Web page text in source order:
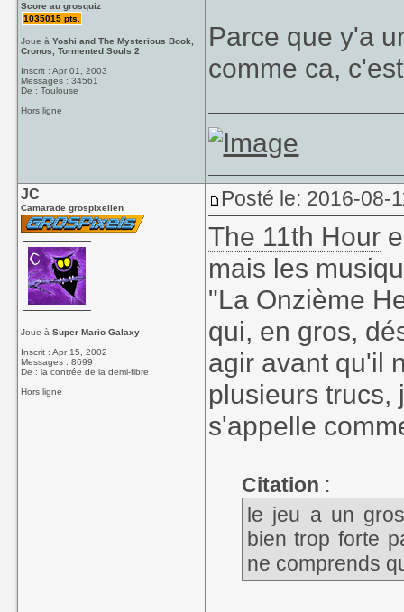
Score au grosquiz
1035015 pts.
Joue àYoshi and The Mysterious Book,
Cronos, Tormented Souls 2
Inscrit : Apr 01, 2003
Messages : 34561
De : Toulouse
Hors ligne
Parce que y'a
comme ca,
JC
Camarade grospixelien
Joue àSuper Mario Galaxy
Inscrit : Apr 15, 2002
Messages : 8699
De : la contrée de la demi-fibre
Hors ligne
Posté le: 2016-08-
The 11th Hour
mais les
"La Onzième
qui, en gros,
agir avant qu'il
plusieurs trucs,
s'appelle
Citation :
le jeu a un
bien trop forte
ne comprends